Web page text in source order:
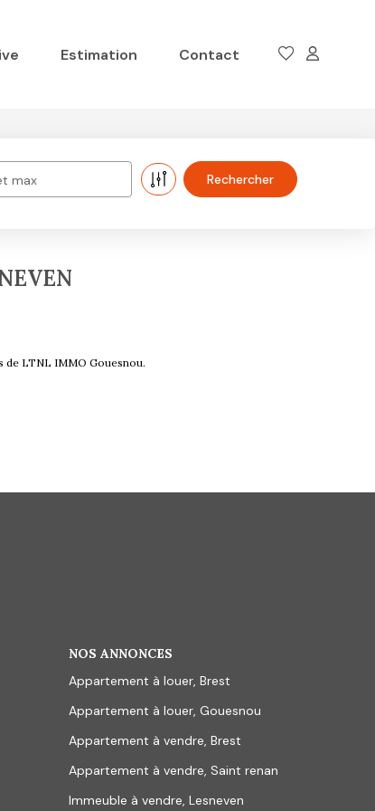
Estimation Contact
max
LTNL IMMO Gouesnou.
NOS ANNONCES
Appartement à louer, Brest
Appartement à louer, Gouesnou
Appartement à vendre, Brest
Appartement à vendre, Saint renan
Immeuble à vendre, Lesneven